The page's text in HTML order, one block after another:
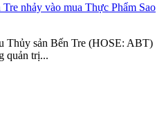
nhảy vào mua Thực Phẩm Sao
Thủy sản Bến Tre (HOSE: ABT)
quản trị...